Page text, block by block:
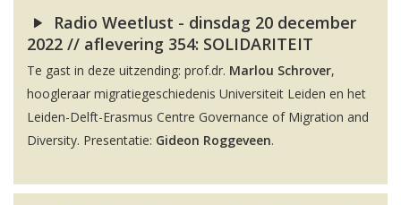
Radio Weetlust - dinsdag 20 december
2022 // aflevering 354: SOLIDARITEIT
Te gast in deze uitzending: prof.dr. Marlou Schrover,
hoogleraar migratiegeschiedenis Universiteit Leiden en het
Leiden-Delft-Erasmus Centre Governance of Migration and
Diversity. Presentatie: Gideon Roggeveen.